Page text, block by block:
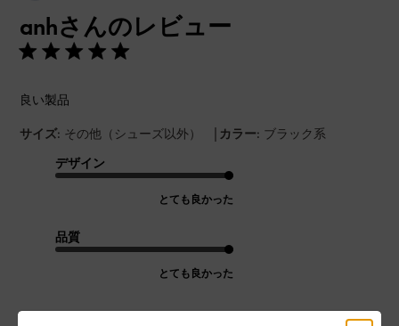
anhさんのレビュー
良い製品
サイズ: その他（シューズ以外） | カラー: ブラック系
デザイン
とても良かった
品質
とても良かった